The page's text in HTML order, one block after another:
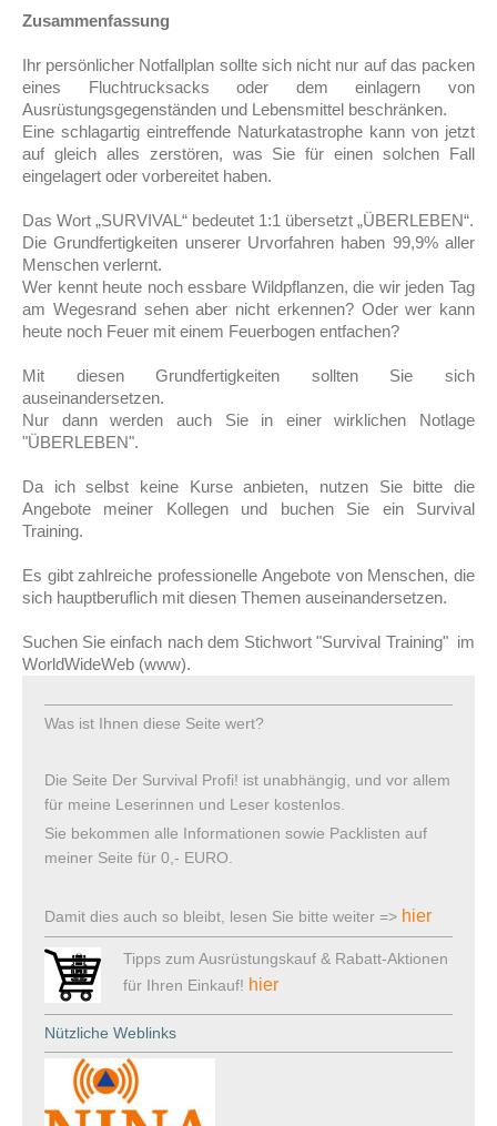
Zusammenfassung
Ihr persönlicher Notfallplan sollte sich nicht nur auf das packen
eines Fluchtrucksacks oder dem einlagern von
Ausrüstungsgegenständen und Lebensmittel beschränken.
Eine schlagartig eintreffende Naturkatastrophe kann von jetzt
auf gleich alles zerstören, was Sie für einen solchen Fall
eingelagert oder vorbereitet haben.
Das Wort „SURVIVAL“ bedeutet 1:1 übersetzt „ÜBERLEBEN“.
Die Grundfertigkeiten unserer Urvorfahren haben 99,9% aller
Menschen verlernt.
Wer kennt heute noch essbare Wildpflanzen, die wir jeden Tag
am Wegesrand sehen aber nicht erkennen? Oder wer kann
heute noch Feuer mit einem Feuerbogen entfachen?
Mit diesen Grundfertigkeiten sollten Sie sich
auseinandersetzen.
Nur dann werden auch Sie in einer wirklichen Notlage
"ÜBERLEBEN".
Da ich selbst keine Kurse anbieten, nutzen Sie bitte die
Angebote meiner Kollegen und buchen Sie ein Survival
Training.
Es gibt zahlreiche professionelle Angebote von Menschen, die
sich hauptberuflich mit diesen Themen auseinandersetzen.
Suchen Sie einfach nach dem Stichwort "Survival Training" im
WorldWideWeb (www).
Was ist Ihnen diese Seite wert?
Die Seite Der Survival Profi! ist unabhängig, und vor allem
für meine Leserinnen und Leser kostenlos.
Sie bekommen alle Informationen sowie Packlisten auf
meiner Seite für 0,- EURO.
Damit dies auch so bleibt, lesen Sie bitte weiter => hier
Tipps zum Ausrüstungskauf & Rabatt-Aktionen
für Ihren Einkauf! hier
Nützliche Weblinks